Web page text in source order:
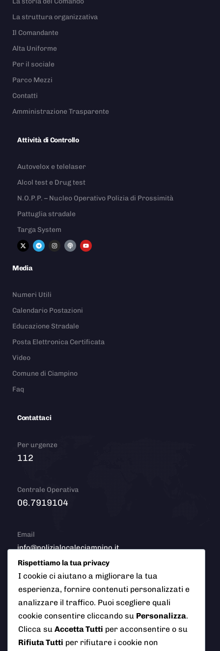
La struttura organizzativa
Il Comandante
Alta Uniforme
Per il sociale
Parco Mezzi
Contatti
Amministrazione Trasparente
Attività di Controllo
Autovelox e telelaser
Alcol test e Drug test
N.O.P.P. – Nucleo Operativo Polizia di Prossimità
Pattuglia stradale
Targa System
Media
Numeri Utili
Calendario Postazioni
Educazione Stradale
Posta Elettronica Certificata
Video
Comune di Ciampino
Faq
Contattaci
Per urgenze
112
Centrale Operativa
06.7919104
Email
info@polizialocaleciampino.it
© 2026 Polizia Locale del Comune di Ciampino (Roma). Tutti
i diritti riservati
Rispettiamo la tua privacy
I cookie ci aiutano a migliorare la tua
esperienza, fornire contenuti personalizzati e
analizzare il traffico. Puoi scegliere quali
cookie consentire cliccando su Personalizza.
Clicca su Accetta Tutti per acconsentire o su
Rifiuta Tutti per rifiutare i cookie non